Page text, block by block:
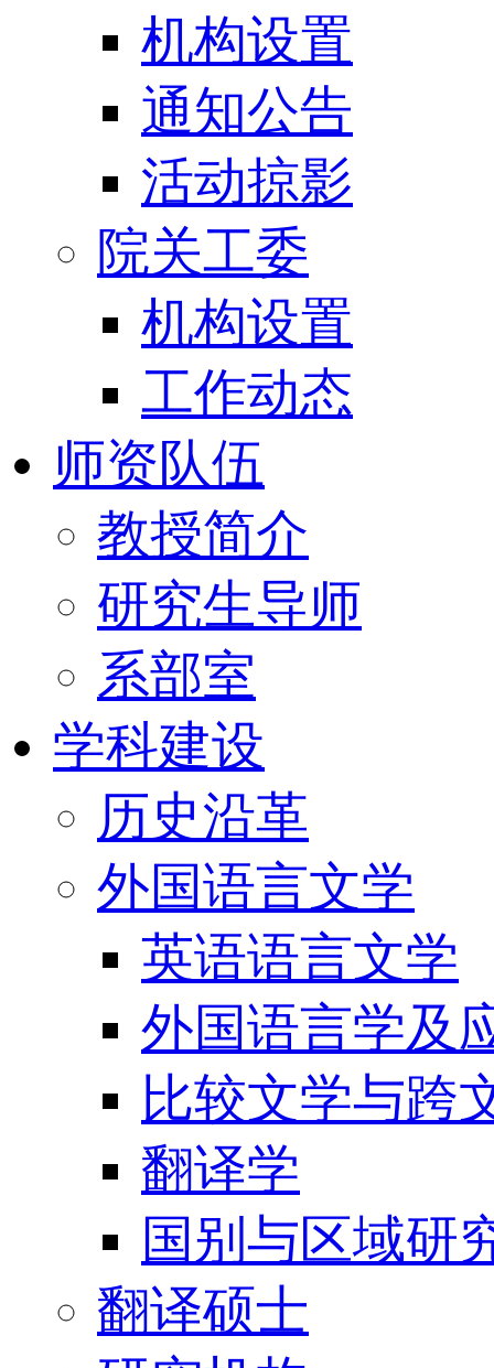
机构设置
通知公告
活动掠影
院关工委
机构设置
工作动态
师资队伍
教授简介
研究生导师
系部室
学科建设
历史沿革
外国语言文学
英语语言文学
外国语言学及
比较文学与跨
翻译学
国别与区域研
翻译硕士